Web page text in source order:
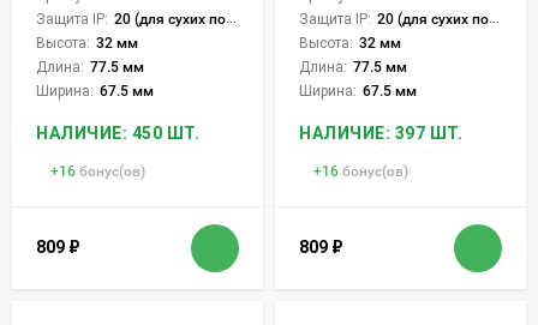
Защита IP: 20 (для сухих пом.)
Высота: 32 мм
Длина: 77.5 мм
Ширина: 67.5 мм
НАЛИЧИЕ: 450 ШТ.
+16 бонус(ов)
809 ₽
Защита IP: 20 (для сухих пом.)
Высота: 32 мм
Длина: 77.5 мм
Ширина: 67.5 мм
НАЛИЧИЕ: 397 ШТ.
+16 бонус(ов)
809 ₽